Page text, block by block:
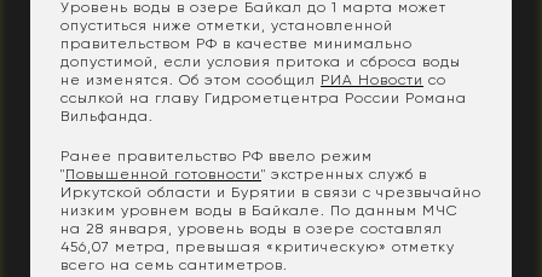
Уровень воды в озере Байкал до 1 марта может
опуститься ниже отметки, установленной
правительством РФ в качестве минимально
допустимой, если условия притока и сброса воды
не изменятся. Об этом сообщил РИА Новости со
ссылкой на главу Гидрометцентра России Романа
Вильфанда.
Ранее правительство РФ ввело режим
"Повышенной готовности" экстренных служб в
Иркутской области и Бурятии в связи с чрезвычайно
низким уровнем воды в Байкале. По данным МЧС
на 28 января, уровень воды в озере составлял
456,07 метра, превышая «критическую» отметку
всего на семь сантиметров.